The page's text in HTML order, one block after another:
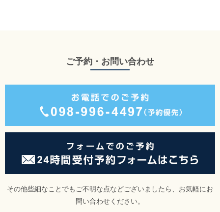
ご予約・お問い合わせ
その他些細なことでもご不明な点などございましたら、お気軽にお
問い合わせください。